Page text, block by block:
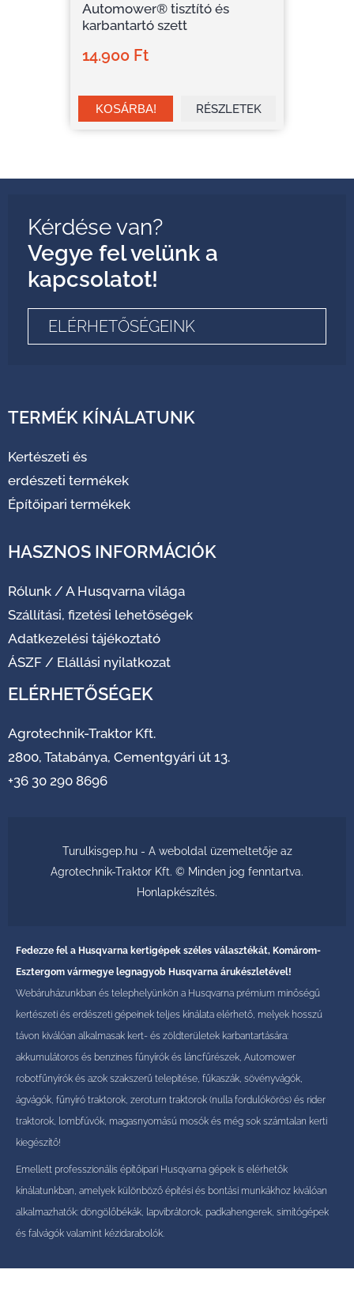
Automower® tisztító és
karbantartó szett
14.900 Ft
RÉSZLETEK
Kérdése van?
Vegye fel velünk a
kapcsolatot!
ELÉRHETŐSÉGEINK
TERMÉK KÍNÁLATUNK
Kertészeti és
erdészeti termékek
Építőipari termékek
HASZNOS INFORMÁCIÓK
Rólunk / A Husqvarna világa
Szállítási, fizetési lehetőségek
Adatkezelési tájékoztató
ÁSZF / Elállási nyilatkozat
ELÉRHETŐSÉGEK
Agrotechnik-Traktor Kft.
2800, Tatabánya, Cementgyári út 13.
+36 30 290 8696
Turulkisgep.hu - A weboldal üzemeltetője az
Agrotechnik-Traktor Kft. © Minden jog fenntartva.
Honlapkészítés.
Fedezze fel a Husqvarna kertigépek széles választékát, Komárom-
Esztergom vármegye legnagyob Husqvarna árukészletével!
Webáruházunkban és telephelyünkön a Husqvarna prémium minőségű
kertészeti és erdészeti gépeinek teljes kínálata elérhető, melyek hosszú
távon kiválóan alkalmasak kert- és zöldterületek karbantartására:
akkumulátoros és benzines fűnyírók és láncfűrészek, Automower
robotfűnyírók és azok szakszerű telepítése, fűkaszák, sövényvágók,
ágvágók, fűnyíró traktorok, zeroturn traktorok (nulla fordulókörös) és rider
traktorok, lombfúvók, magasnyomású mosók és még sok számtalan kerti
kiegészítő!
Emellett professzionális építőipari Husqvarna gépek is elérhetők
kínálatunkban, amelyek különböző építési és bontási munkákhoz kiválóan
alkalmazhatók: döngölőbékák, lapvibrátorok, padkahengerek, simítógépek
és falvágók valamint kézidarabolók.